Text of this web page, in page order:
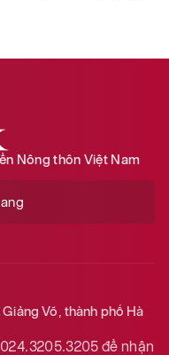
Nông thôn Việt Nam
Võ, thành phố Hà
để nhận